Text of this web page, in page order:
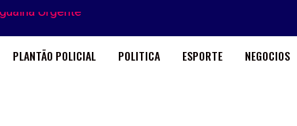
PLANTÃO POLICIAL POLITICA ESPORTE NEGOCIOS